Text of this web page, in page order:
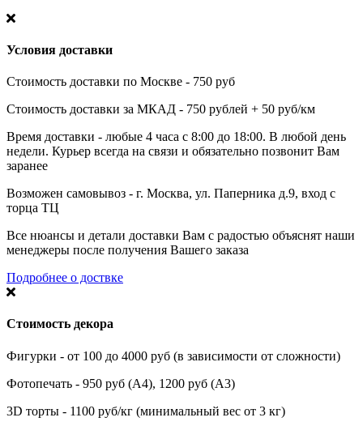
Условия доставки
Стоимость доставки по Москве - 750 руб
Стоимость доставки за МКАД - 750 рублей + 50 руб/км
Время доставки - любые 4 часа с 8:00 до 18:00. В любой день
недели. Курьер всегда на связи и обязательно позвонит Вам
заранее
Возможен самовывоз - г. Москва, ул. Паперника д.9, вход с
торца ТЦ
Все нюансы и детали доставки Вам с радостью объяснят наши
менеджеры после получения Вашего заказа
Подробнее о доствке
Стоимость декора
Фигурки - от 100 до 4000 руб (в зависимости от сложности)
Фотопечать - 950 руб (А4), 1200 руб (А3)
3D торты - 1100 руб/кг (минимальный вес от 3 кг)